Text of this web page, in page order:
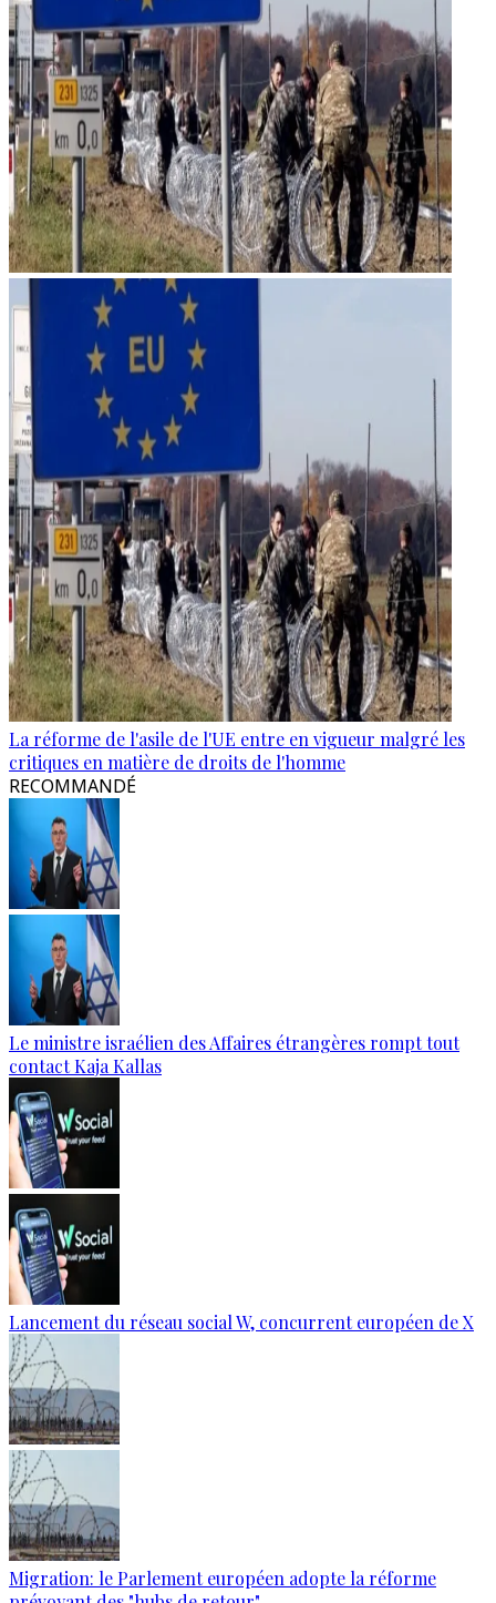
La réforme de l'asile de l'UE entre en vigueur malgré les
critiques en matière de droits de l'homme
RECOMMANDÉ
Le ministre israélien des Affaires étrangères rompt tout
contact Kaja Kallas
Lancement du réseau social W, concurrent européen de X
Migration: le Parlement européen adopte la réforme